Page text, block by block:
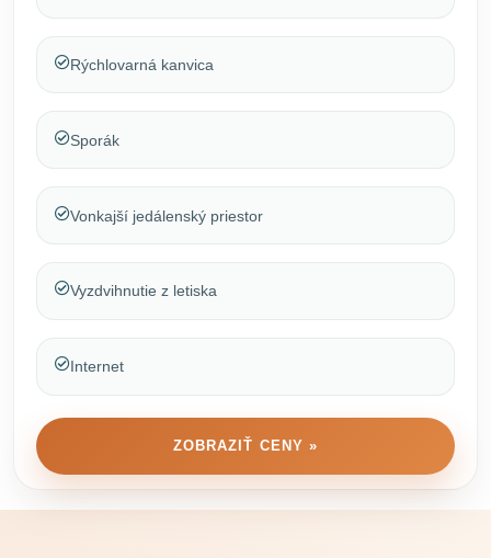
Rýchlovarná kanvica
Sporák
Vonkajší jedálenský priestor
Vyzdvihnutie z letiska
Internet
ZOBRAZIŤ CENY »